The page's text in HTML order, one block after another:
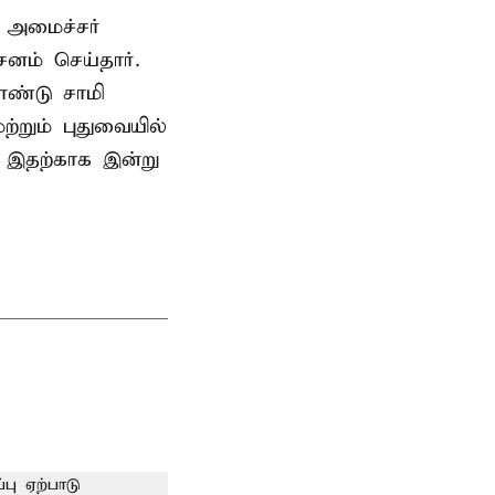
அமைச்சர்
செய்தார்.
சாமி
புதுவையில்
இன்று